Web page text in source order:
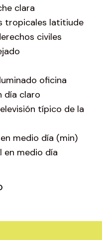
clara
tropicales latitiude
civiles
oficina
día claro
típico de la
medio día (min)
en medio día